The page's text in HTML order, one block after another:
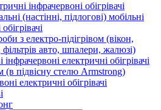
інфрачервоні обігрівачі
(настінні, підлогові) мобільні
з електро-підігрівом (вікон,
фільтрів авто, шпалери, жалюзі)
інфрачервоні електричні обігрівачі
(в підвісну стелю Armstrong)
електричні обігрівачі